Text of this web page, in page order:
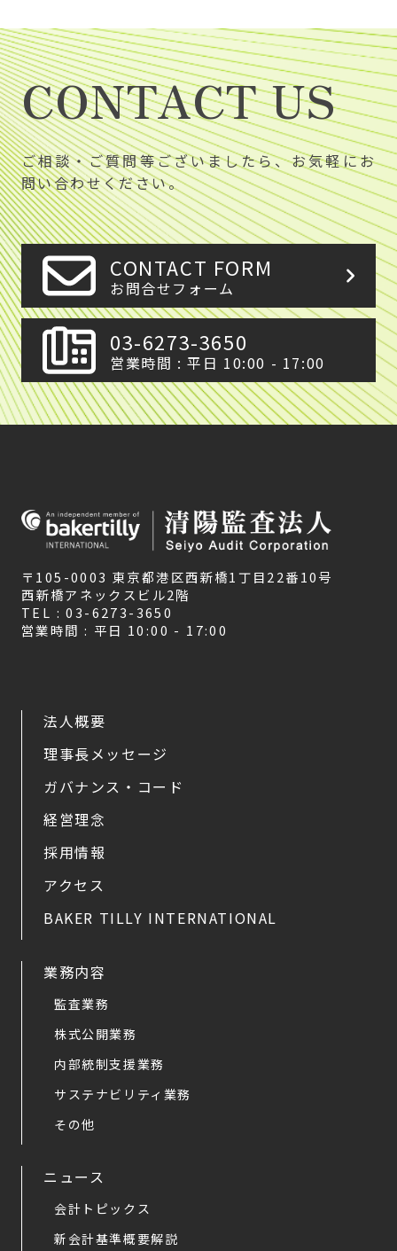
CONTACT US
ご相談・ご質問等ございましたら、お気軽にお
問い合わせください。
CONTACT FORM
お問合せフォーム
03-6273-3650
営業時間 : 平日 10:00 - 17:00
〒105-0003 東京都港区西新橋1丁目22番10号
西新橋アネックスビル2階
TEL : 03-6273-3650
営業時間 : 平日 10:00 - 17:00
法人概要
理事長メッセージ
ガバナンス・コード
経営理念
採用情報
アクセス
BAKER TILLY INTERNATIONAL
業務内容
監査業務
株式公開業務
内部統制支援業務
サステナビリティ業務
その他
ニュース
会計トピックス
新会計基準概要解説